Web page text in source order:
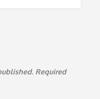
Required